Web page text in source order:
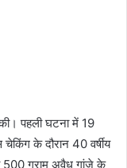
पहली घटना में 19
चेकिंग के दौरान 40 वर्षीय
500 ग्राम अवैध गांजे के